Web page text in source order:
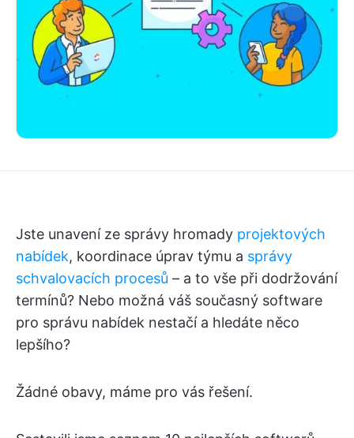
Jste unavení ze správy hromady projektových
nabídek, koordinace úprav týmu a správy
schvalovacích procesů – a to vše při dodržování
termínů? Nebo možná váš současný software
pro správu nabídek nestačí a hledáte něco
lepšího?
Žádné obavy, máme pro vás řešení.